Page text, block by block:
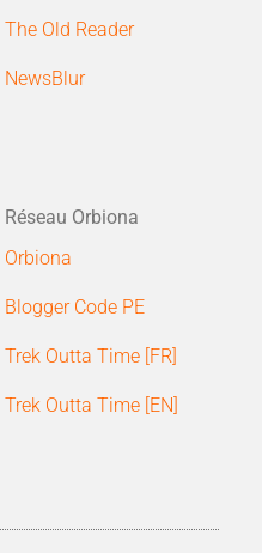
The Old Reader
NewsBlur
Réseau Orbiona
Orbiona
Blogger Code PE
Trek Outta Time [FR]
Trek Outta Time [EN]